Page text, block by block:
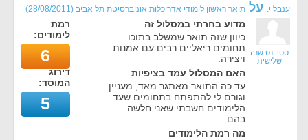
ענבל י. על תואר ראשון לימודי אדריכלות אוניברסיטת תל אביב (
28/08/2011
)
סטודנט שנה
שלישית
מדוע בחרתי במסלול זה
כיוון שזה תואר שמשלב בתוכו
תחומים ריאליים רבים עם אמנות
ויצירה.
האם המסלול עמד בציפיות
עד כה התואר מאתגר מאד, מעניין
וגורם לי להתפתח בתחומים שעד
הלימודים חשבתי שאני חלשה
בהם.
מה רמת הלימודים
רמת
לימודים:
6
דירוג
המוסד:
5